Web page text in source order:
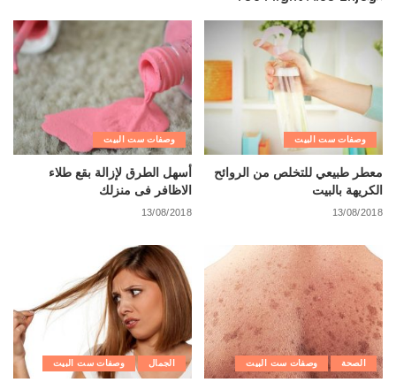
وصفات ست البيت
معطر طبيعي للتخلص من الروائح
الكريهة بالبيت
13/08/2018
وصفات ست البيت
أسهل الطرق لإزالة بقع طلاء
الاظافر فى منزلك
13/08/2018
الصحة وصفات ست البيت الجمال وصفات ست البيت